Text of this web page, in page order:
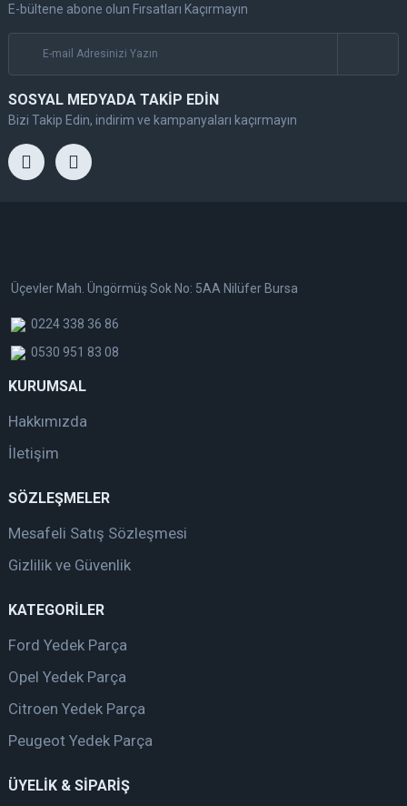
E-bültene abone olun Fırsatları Kaçırmayın
SOSYAL MEDYADA TAKİP EDİN
Bizi Takip Edin, indirim ve kampanyaları kaçırmayın
Üçevler Mah. Üngörmüş Sok No: 5AA Nilüfer Bursa
0224 338 36 86
0530 951 83 08
KURUMSAL
Hakkımızda
İletişim
SÖZLEŞMELER
Mesafeli Satış Sözleşmesi
Gizlilik ve Güvenlik
KATEGORİLER
Ford Yedek Parça
Opel Yedek Parça
Citroen Yedek Parça
Peugeot Yedek Parça
ÜYELİK & SİPARİŞ